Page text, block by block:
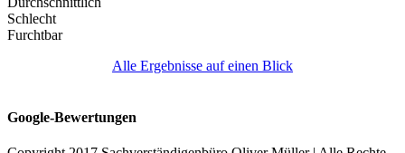
Schlecht
Furchtbar
Alle Ergebnisse auf einen Blick
Google-Bewertungen